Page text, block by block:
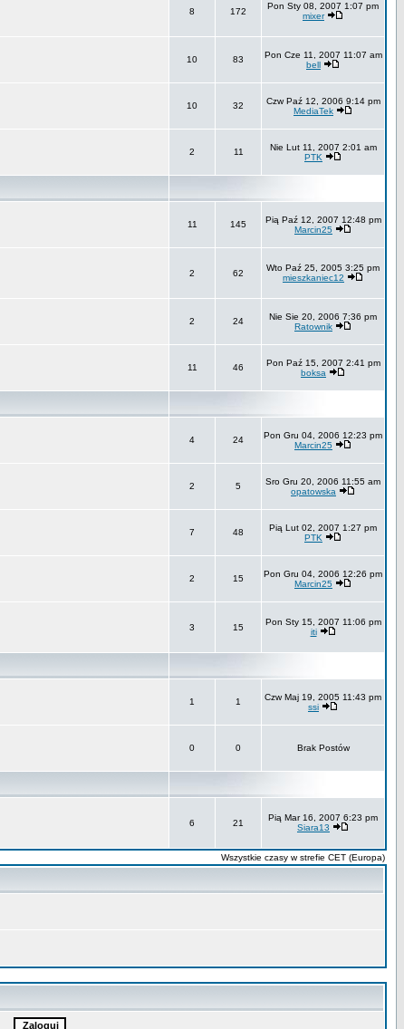
8 172
Pon Sty 08, 2007 1:07 pm
mixer
10 83
Pon Cze 11, 2007 11:07 am
bell
10 32
Czw Paź 12, 2006 9:14 pm
MediaTek
2 11
Nie Lut 11, 2007 2:01 am
PTK
11 145
Pią Paź 12, 2007 12:48 pm
Marcin25
2 62
Wto Paź 25, 2005 3:25 pm
mieszkaniec12
2 24
Nie Sie 20, 2006 7:36 pm
Ratownik
11 46
Pon Paź 15, 2007 2:41 pm
boksa
4 24
Pon Gru 04, 2006 12:23 pm
Marcin25
2 5
Sro Gru 20, 2006 11:55 am
opatowska
7 48
Pią Lut 02, 2007 1:27 pm
PTK
2 15
Pon Gru 04, 2006 12:26 pm
Marcin25
3 15
Pon Sty 15, 2007 11:06 pm
iti
1 1
Czw Maj 19, 2005 11:43 pm
ssi
0 0 Brak Postów
6 21
Pią Mar 16, 2007 6:23 pm
Siara13
Wszystkie czasy w strefie CET (Europa)